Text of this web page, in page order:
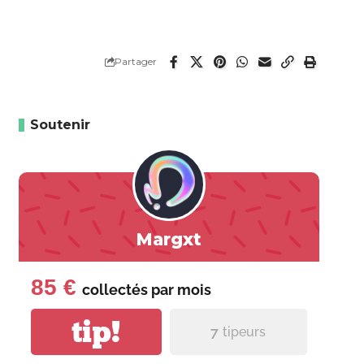
Partager
Soutenir
Margxt
85 € collectés par mois
tip! 7 tipeurs